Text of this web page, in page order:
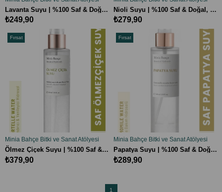
SEPETE EKLE
Lavanta Suyu | %100 Saf & Doğal, 100ml
₺249,90
SEPETE EKLE
Nioli Suyu | %100 Saf & Doğal, 100ml
₺279,90
SEPETE EKLE
Fırsat
Minia Bahçe Bitki ve Sanat Atölyesi
Ölmez Çiçek Suyu | %100 Saf & Doğal, 100ml
₺379,90
SEPETE EKLE
Fırsat
Minia Bahçe Bitki ve Sanat Atölyesi
Papatya Suyu | %100 Saf & Doğal, 100ml
₺289,90
1